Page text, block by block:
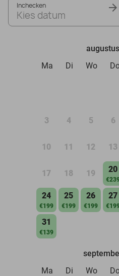
Inchecken
Kies datum
Ma
Di Wo
3 4 5 6
10 11 12 13
17 18 19 20
24
€199
25
€199
26
€199
27
31
€139
Ma
Di Wo